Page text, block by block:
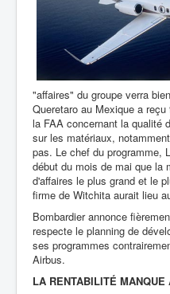
"affaires" du groupe verra
Queretaro au Mexique a
la FAA concernant la qualité
sur les matériaux,
pas. Le chef du programme,
début du mois de mai que la
d'affaires le plus grand et le
firme de Witchita aurait lieu
Bombardier annonce
respecte le planning de
ses programmes
Airbus.
LA RENTABILITÉ